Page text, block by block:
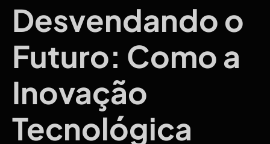
Desvendando o
Futuro: Como a
Inovação
Tecnológica